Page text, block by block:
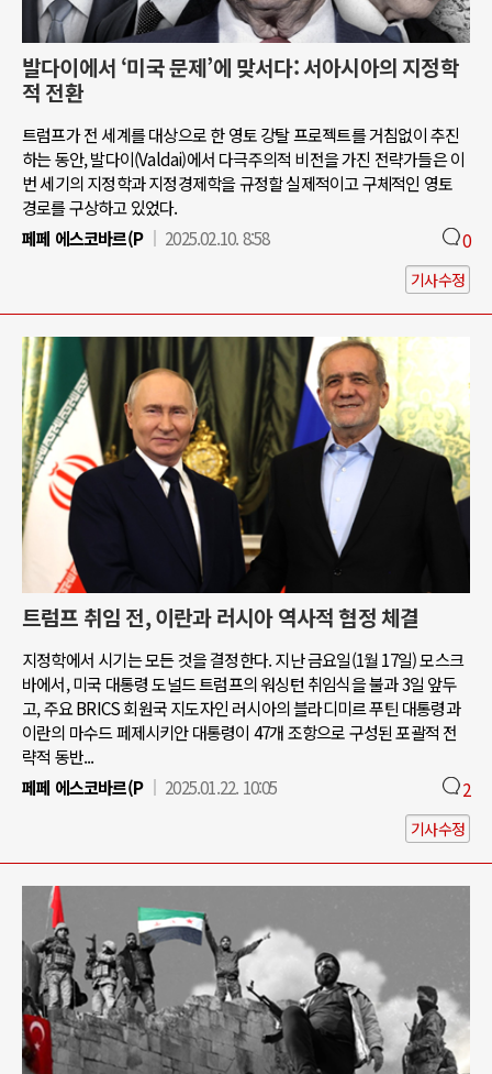
발다이에서 ‘미국 문제’에 맞서다: 서아시아의 지정학
적 전환
트럼프가 전 세계를 대상으로 한 영토 강탈 프로젝트를 거침없이 추진
하는 동안, 발다이(Valdai)에서 다극주의적 비전을 가진 전략가들은 이
번 세기의 지정학과 지정경제학을 규정할 실제적이고 구체적인 영토
경로를 구상하고 있었다.
페페 에스코바르(P
2025.02.10. 8:58 0
기사수정
트럼프 취임 전, 이란과 러시아 역사적 협정 체결
지정학에서 시기는 모든 것을 결정한다. 지난 금요일(1월 17일) 모스크
바에서, 미국 대통령 도널드 트럼프의 워싱턴 취임식을 불과 3일 앞두
고, 주요 BRICS 회원국 지도자인 러시아의 블라디미르 푸틴 대통령과
이란의 마수드 페제시키안 대통령이 47개 조항으로 구성된 포괄적 전
략적 동반...
페페 에스코바르(P
2025.01.22. 10:05 2
기사수정